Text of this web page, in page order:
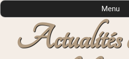
Menu